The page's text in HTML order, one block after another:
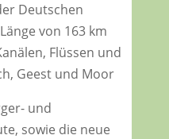
Deutschen
von 163 km
Flüssen und
Geest und Moor
und
sowie die neue